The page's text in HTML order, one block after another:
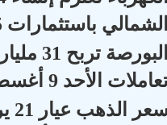
باستثمارات 6.5 مليار جنيه
الأحد 9 أغسطس 2026